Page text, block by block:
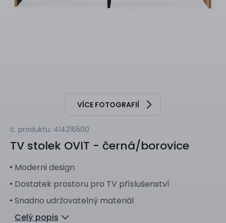
VÍCE FOTOGRAFIÍ
č. produktu: 414216500
TV stolek OVIT - černá/borovice
Moderni design
Dostatek prostoru pro TV příslušenství
Snadno udržovatelný materiál
Celý popis